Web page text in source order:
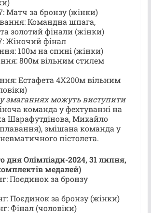
Матч за бронзу (жінки)
Командна шпага,
золотий фінали (жінки)
Жіночий фінал
100м на спині (жінки)
800м вільним стилем
Естафета 4X200м вільним
змаганнях можуть виступити
команда у фехтуванні на
Шарафутдінова, Михайло
змішана команда у
пістолета.
дня Олімпіади-2024, 31 липня,
медалей)
Поєдинок за бронзу
Поєдинок за бронзу (жінки)
Фінал (чоловіки)